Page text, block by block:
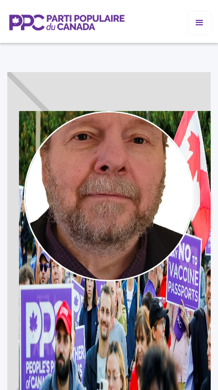
GEORGE MOGILJANSKY
LES PAYS-D'EN-HAUT
Participez